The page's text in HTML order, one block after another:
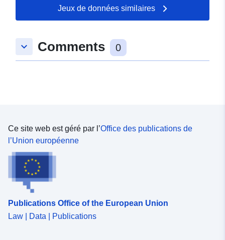
Jeux de données similaires
keyboard_arrow_down Comments 0
Ce site web est géré par l’Office des publications de
l’Union européenne
Publications Office of the European Union
Law | Data | Publications